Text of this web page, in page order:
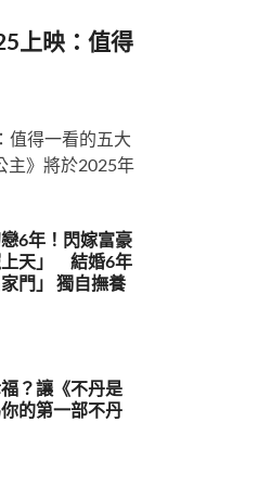
上映：值得
值得一看的五大
主》將於2025年
6年！閃嫁富豪
上天」 結婚6年
門」 獨自撫養
？讓《不丹是
的第一部不丹